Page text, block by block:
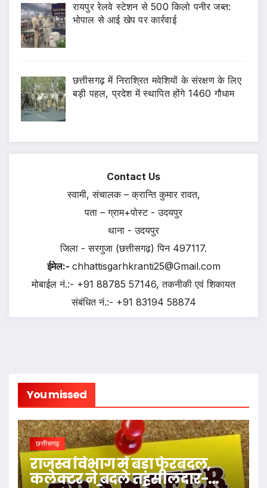
रायपुर रेलवे स्टेशन से 500 किलो पनीर जब्त:
भोपाल से आई खेप पर कार्रवाई
छत्तीसगढ़ में निराश्रित मवेशियों के संरक्षण के लिए
बड़ी पहल, प्रदेश में स्थापित होंगे 1460 गौधाम
Contact Us
स्वामी, संचालक – क्रान्ति कुमार रावत,
पता – ग्राम+पोस्ट - उदयपुर
थाना - उदयपुर
जिला - सरगुजा (छत्तीसगढ़) पिन 497117.
ईमेल:- chhattisgarhkranti25@Gmail.com
मोबाईल नं.:- +91 88785 57146, तकनीकी एवं शिकायत
संबंधित नं.:- +91 83194 58874
You missed
छत्तीसगढ़
राजस्व विभाग में बड़ा फेरबदल,
कलेक्टर ने बदले तहसीलदार-